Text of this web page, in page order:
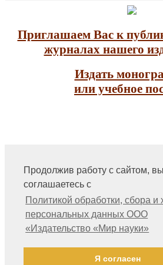
Продолжив работу с сайтом, вы
соглашаетесь с
Политикой обработки, сбора и
персональных данных ООО
«Издательство «Мир науки»
Я согласен
Приглашаем Вас к
журналах нашего
Издать
или учебное
На главную
Контакты, учредитель, редакция
Политика обработки, сбора и
ООО «Издательство «Мир науки» \
science», LLC Материалы, размещенные на
о защите авторских прав. Публикация
Авторские права на размещенные на
принадлежат их авторам. Разработка и